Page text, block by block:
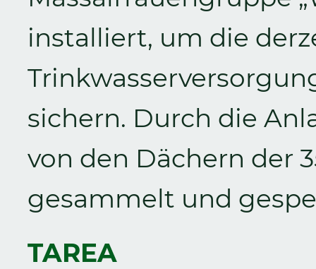
installiert, um die
sichern. Durch die
von den Dächern der
gesammelt und
TAREA